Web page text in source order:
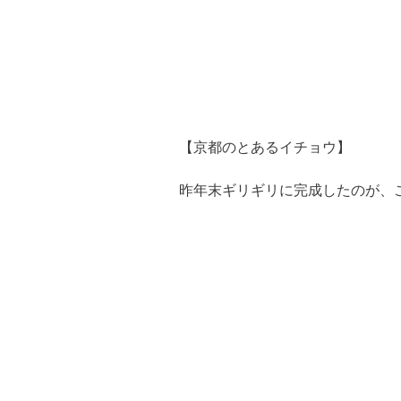
【京都のとあるイチョウ】
昨年末ギリギリに完成したのが、